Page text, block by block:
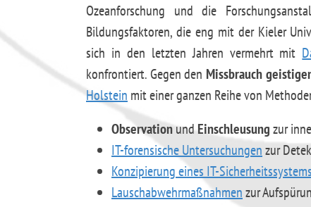
Ozeanforschung und die
Bildungsfaktoren, die eng mit der Kieler
sich in den letzten Jahren vermehrt mit
konfrontiert. Gegen den Missbrauch
Holstein mit einer ganzen Reihe von
ObservationundEinschleusungzur
IT-forensische Untersuchungenzur
Konzipierung eines IT-Sicherheitssystems
Lauschabwehrmaßnahmenzur